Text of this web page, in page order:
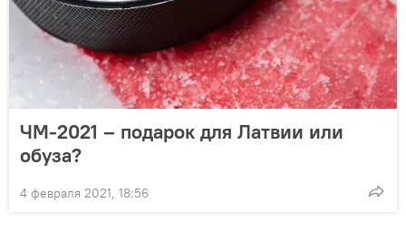
ЧМ-2021 – подарок для Латвии или
обуза?
4 февраля 2021, 18:56